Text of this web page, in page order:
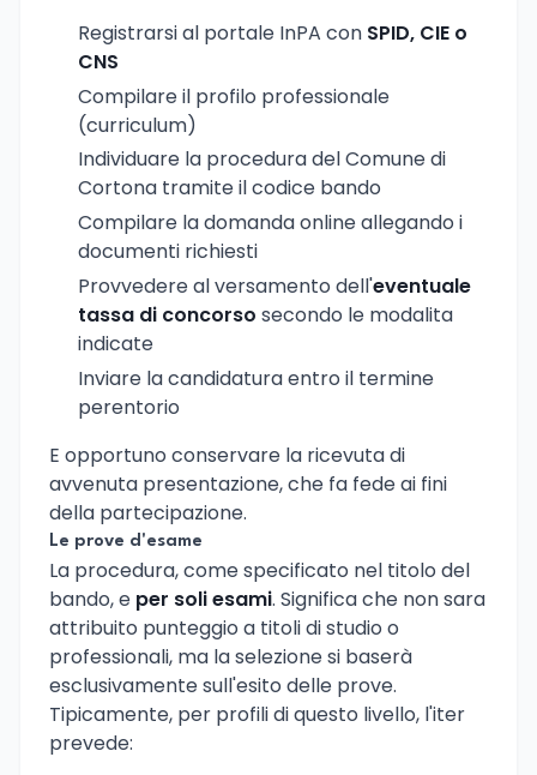
Registrarsi al portale InPA con SPID, CIE o
CNS
Compilare il profilo professionale
(curriculum)
Individuare la procedura del Comune di
Cortona tramite il codice bando
Compilare la domanda online allegando i
documenti richiesti
Provvedere al versamento dell'eventuale
tassa di concorso secondo le modalita
indicate
Inviare la candidatura entro il termine
perentorio
E opportuno conservare la ricevuta di
avvenuta presentazione, che fa fede ai fini
della partecipazione.
Le prove d'esame
La procedura, come specificato nel titolo del
bando, e per soli esami. Significa che non sara
attribuito punteggio a titoli di studio o
professionali, ma la selezione si baserà
esclusivamente sull'esito delle prove.
Tipicamente, per profili di questo livello, l'iter
prevede: